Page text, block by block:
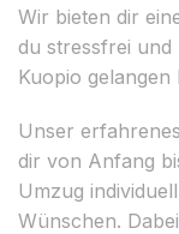
Wir bieten dir
du stressfrei und
Kuopio gelangen
Unser
dir von Anfang
Umzug
Wünschen.